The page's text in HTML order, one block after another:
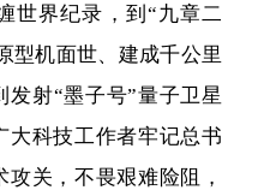
界纪录，到“九章二
型机面世、建成千公里
射“墨子号”量子卫星
大科技工作者牢记总书
关，不畏艰难险阻，